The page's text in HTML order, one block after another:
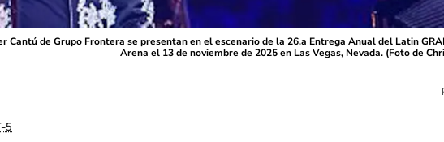
Cantú de Grupo Frontera se presentan en el escenario de la 26.a Entrega Anual del Latin
Arena el 13 de noviembre de 2025 en Las Vegas, Nevada. (Foto de
5